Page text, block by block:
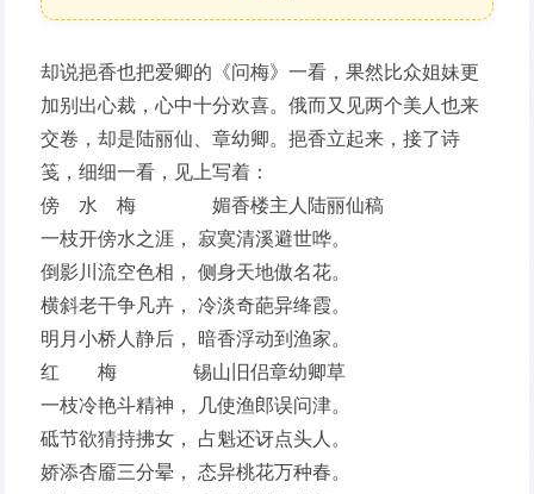
却说挹香也把爱卿的《问梅》一看，果然比众姐妹更
加别出心裁，心中十分欢喜。俄而又见两个美人也来
交卷，却是陆丽仙、章幼卿。挹香立起来，接了诗
笺，细细一看，见上写着：
傍 水 梅 媚香楼主人陆丽仙稿
一枝开傍水之涯， 寂寞清溪避世哗。
倒影川流空色相， 侧身天地傲名花。
横斜老干争凡卉， 冷淡奇葩异绛霞。
明月小桥人静后， 暗香浮动到渔家。
红 梅 锡山旧侣章幼卿草
一枝冷艳斗精神， 几使渔郎误问津。
砥节欲猜持拂女， 占魁还讶点头人。
娇添杏靥三分晕， 态异桃花万种春。